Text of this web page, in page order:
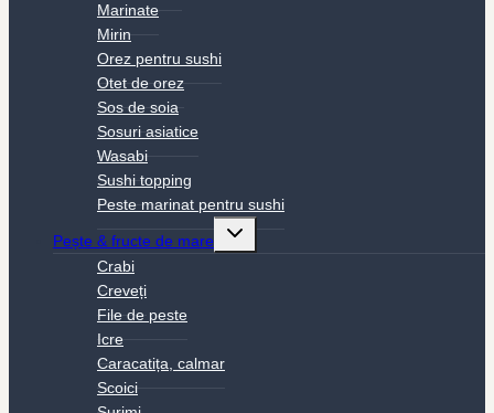
Marinate
Mirin
Orez pentru sushi
Otet de orez
Sos de soia
Sosuri asiatice
Wasabi
Sushi topping
Peste marinat pentru sushi
Pește & fructe de mare
Toggle
Crabi
Creveți
File de peste
Icre
Caracatița, calmar
Scoici